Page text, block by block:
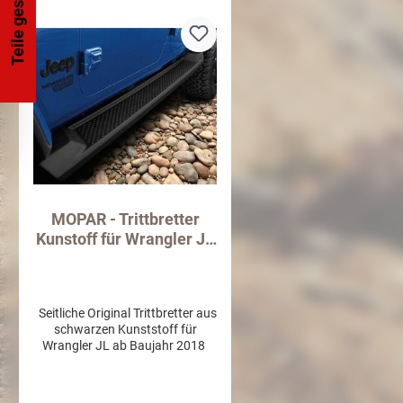
MOPAR - Trittbretter
Kunstoff für Wrangler JL
Seitliche Original Trittbretter aus
schwarzen Kunststoff für
Wrangler JL ab Baujahr 2018